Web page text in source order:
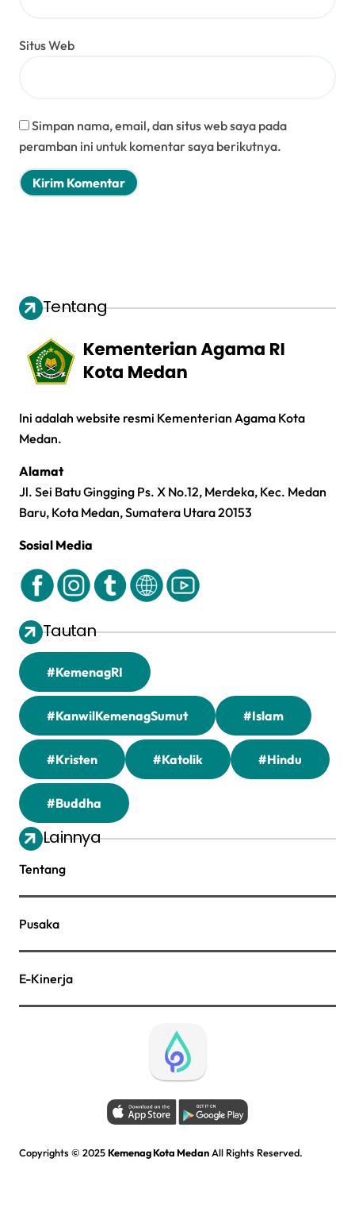
Situs Web
Simpan nama, email, dan situs web saya pada
peramban ini untuk komentar saya berikutnya.
Tentang
Ini adalah website resmi Kementerian Agama Kota
Medan.
Alamat
Jl. Sei Batu Gingging Ps. X No.12, Merdeka, Kec. Medan
Baru, Kota Medan, Sumatera Utara 20153
Sosial Media
Tautan
#KemenagRI
#KanwilKemenagSumut #Islam
#Kristen #Katolik #Hindu
#Buddha
Lainnya
Tentang
Pusaka
E-Kinerja
Copyrights © 2025Kemenag Kota Medan All Rights Reserved.